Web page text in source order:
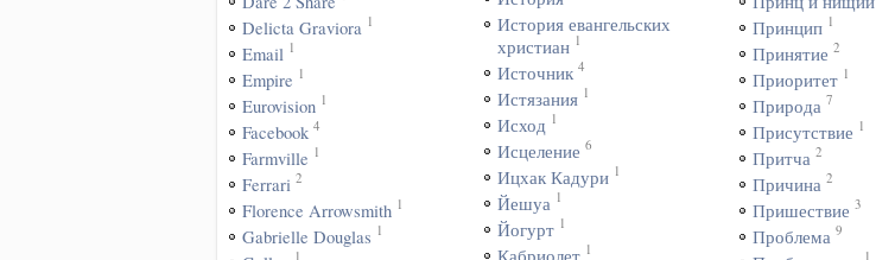
Delicta Graviora 1
Email 1
Empire 1
Eurovision 1
Facebook 4
Farmville 1
Ferrari 2
Florence Arrowsmith 1
Gabrielle Douglas 1
1
История евангельских
христиан 1
Источник 4
Истязания 1
Исход 1
Исцеление 6
Ицхак Кадури 1
Йешуа 1
Йогурт 1
1
Принцип 1
Принятие 2
Приоритет 1
Природа 7
Присутствие 1
Притча 2
Причина 2
Пришествие 3
Проблема 9
1